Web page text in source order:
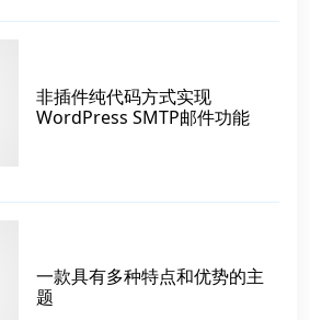
非插件纯代码方式实现
WordPress SMTP邮件功能
一款具有多种特点和优势的主
题